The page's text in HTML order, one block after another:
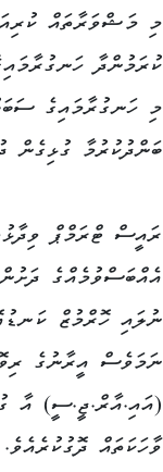
މި މަޝްވަރާތައް
ކުރަމުންދާ
މި ހަނގުރާމައިގެ
ބަންދުކުރުމާ ގުޅިގެން
ރައީސް ޓްރަމްޕް
އެއްބަސްވުމެއްގެ
ނުލައި ހޮރްމުޒް
ނަމަވެސް އީރާނުގެ
(އައި.އާރް.ޖީ.ސީ) އާ
ވާހަކަތައް